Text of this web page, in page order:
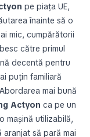
pe piața UE,
înainte să o
mic, cumpărătorii
către primul
decentă pentru
puțin familiară
mai bună
Actyon ca pe un
mașină utilizabilă,
să pară mai